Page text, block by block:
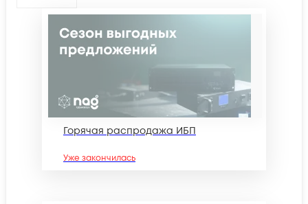
Горячая распродажа ИБП
Уже закончилась